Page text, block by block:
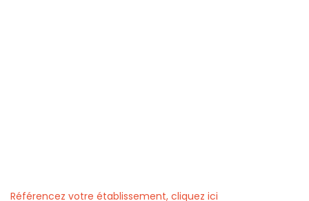
Référencez votre établissement, cliquez ici